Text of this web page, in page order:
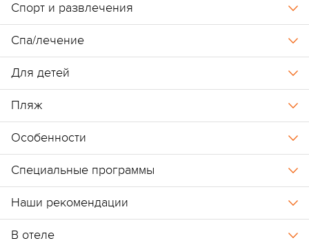
Спорт и развлечения
Спа/лечение
Для детей
Пляж
Особенности
Специальные программы
Наши рекомендации
В отеле